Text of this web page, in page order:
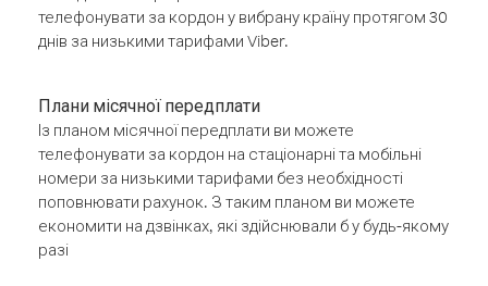
телефонувати за кордон у вибрану країну протягом 30
днів за низькими тарифами Viber.
Плани місячної передплати
Із планом місячної передплати ви можете
телефонувати за кордон на стаціонарні та мобільні
номери за низькими тарифами без необхідності
поповнювати рахунок. З таким планом ви можете
економити на дзвінках, які здійснювали б у будь-якому
разі